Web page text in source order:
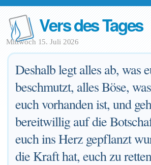
Vers des Tages
Mittwoch 15. Juli 2026
Deshalb legt alles ab, was
beschmutzt, alles Böse,
euch vorhanden ist, und
bereitwillig auf die
euch ins Herz gepflanzt
die Kraft hat, euch zu